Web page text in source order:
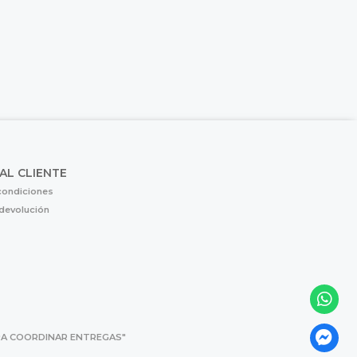
CLIENTE
COORDINAR ENTREGAS"